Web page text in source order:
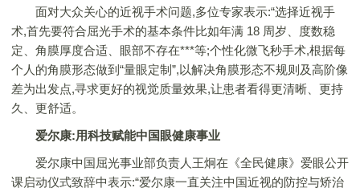
面对大众关心的近视手术问题,多位专家表示:“选择近视手
术,首先要符合屈光手术的基本条件比如年满 18 周岁、度数稳
定、角膜厚度合适、眼部不存在***等;个性化微飞秒手术,根据每
个人的角膜形态做到“量眼定制”,以解决角膜形态不规则及高阶像
差为出发点,寻求更好的视觉质量效果,让患者看得更清晰、更持
久、更舒适。
爱尔康:用科技赋能中国眼健康事业
爱尔康中国屈光事业部负责人王炯在《全民健康》爱眼公开
课启动仪式致辞中表示:“爱尔康一直关注中国近视的防控与矫治